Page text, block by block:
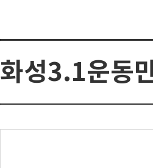
화성3.1운동